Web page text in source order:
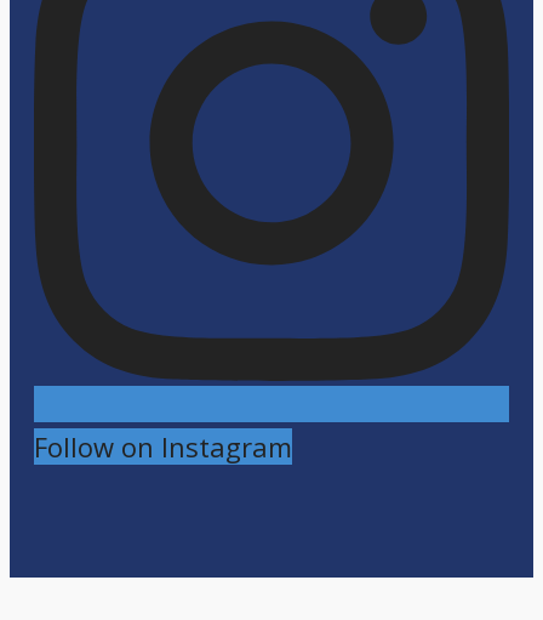
Follow on Instagram